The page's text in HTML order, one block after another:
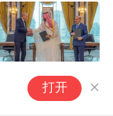
【网通社快
速至800公
打开